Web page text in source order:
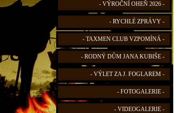
- VÝROČNÍ OHEŇ 2026 -
- RYCHLÉ ZPRÁVY -
- TAXMEN CLUB VZPOMÍNÁ -
- RODNÝ DŮM JANA KUBIŠE -
- VÝLET ZA J. FOGLAREM -
- FOTOGALERIE -
- VIDEOGALERIE -